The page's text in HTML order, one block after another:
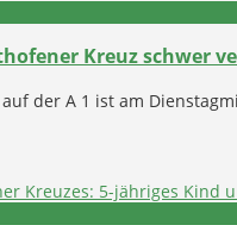
Kreuz schwer
der A 1 ist am